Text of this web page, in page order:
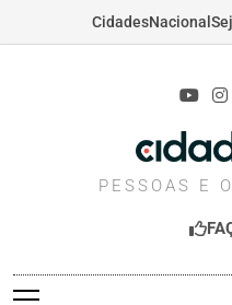
CidadesNacional
PESSOAS E